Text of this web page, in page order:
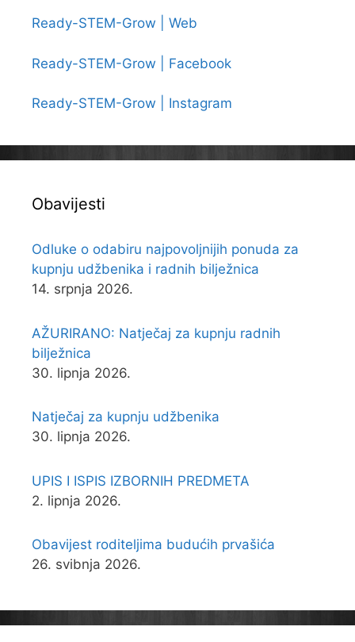
Ready-STEM-Grow | Web
Ready-STEM-Grow | Facebook
Ready-STEM-Grow | Instagram
Obavijesti
Odluke o odabiru najpovoljnijih ponuda za
kupnju udžbenika i radnih bilježnica
14. srpnja 2026.
AŽURIRANO: Natječaj za kupnju radnih
bilježnica
30. lipnja 2026.
Natječaj za kupnju udžbenika
30. lipnja 2026.
UPIS I ISPIS IZBORNIH PREDMETA
2. lipnja 2026.
Obavijest roditeljima budućih prvašića
26. svibnja 2026.